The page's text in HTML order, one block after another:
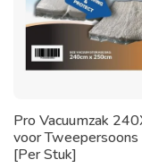
Pro Vacuumzak
voor
[Per Stuk]